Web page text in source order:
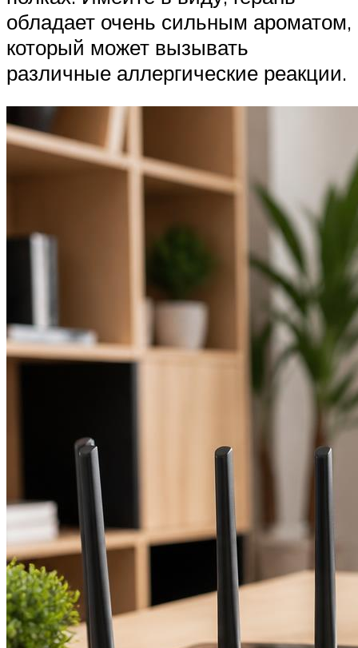
обладает очень сильным ароматом,
который может вызывать
различные аллергические реакции.